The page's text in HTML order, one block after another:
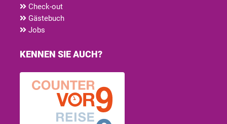
Check-out
Gästebuch
Jobs
KENNEN SIE AUCH?